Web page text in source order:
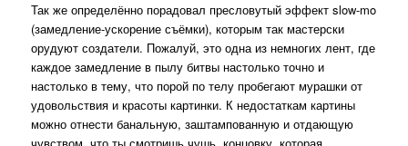
Так же определённо порадовал пресловутый эффект slow-mo
(замедление-ускорение съёмки), которым так мастерски
орудуют создатели. Пожалуй, это одна из немногих лент, где
каждое замедление в пылу битвы настолько точно и
настолько в тему, что порой по телу пробегают мурашки от
удовольствия и красоты картинки. К недостаткам картины
можно отнести банальную, заштампованную и отдающую